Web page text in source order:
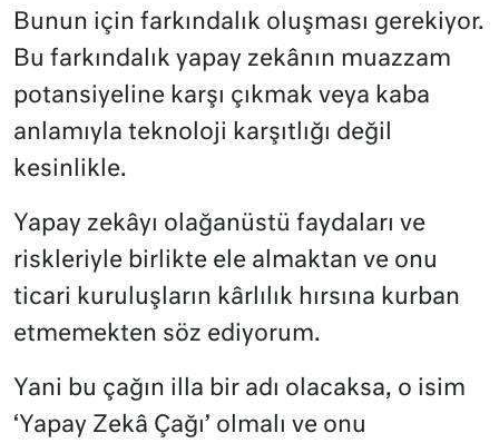
Bunun için farkındalık oluşması gerekiyor.
Bu farkındalık yapay zekânın muazzam
potansiyeline karşı çıkmak veya kaba
anlamıyla teknoloji karşıtlığı değil
kesinlikle.
Yapay zekâyı olağanüstü faydaları ve
riskleriyle birlikte ele almaktan ve onu
ticari kuruluşların kârlılık hırsına kurban
etmemekten söz ediyorum.
Yani bu çağın illa bir adı olacaksa, o isim
‘Yapay Zekâ Çağı’ olmalı ve onu